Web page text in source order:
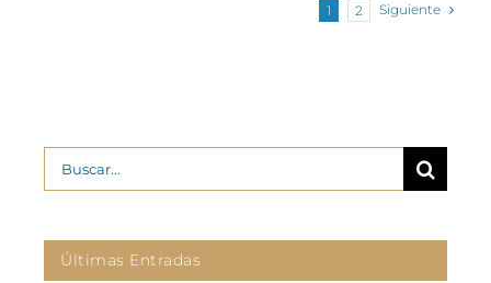
1 2 Siguiente
Buscar:
Últimas Entradas